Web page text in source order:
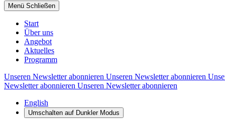
Menü Schließen
Start
Über uns
Angebot
Aktuelles
Programm
Unseren Newsletter abonnieren Unseren Newsletter abonnieren
Newsletter abonnieren Unseren Newsletter abonnieren
English
Umschalten auf DunklerModus